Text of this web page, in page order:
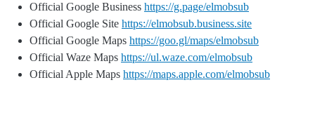
Official Google Business https://g.page/elmobsub
Official Google Site https://elmobsub.business.site
Official Google Maps https://goo.gl/maps/elmobsub
Official Waze Maps https://ul.waze.com/elmobsub
Official Apple Maps https://maps.apple.com/elmobsub